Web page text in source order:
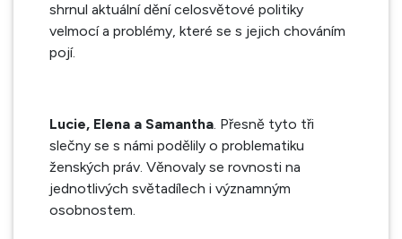
shrnul aktuální dění celosvětové politiky
velmocí a problémy, které se s jejich chováním
pojí.
Lucie, Elena a Samantha. Přesně tyto tři
slečny se s námi podělily o problematiku
ženských práv. Věnovaly se rovnosti na
jednotlivých světadílech i významným
osobnostem.